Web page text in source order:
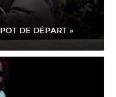
DE DÉPART »